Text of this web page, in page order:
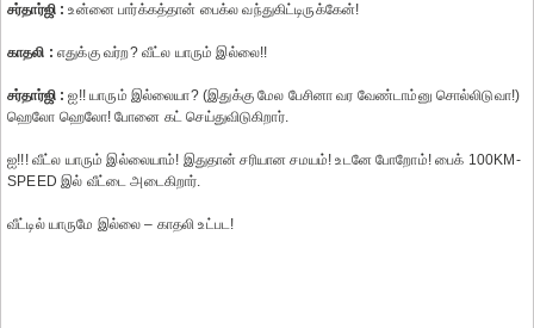
சர்தார்ஜி : உன்னை பார்க்கத்தான் பைக்ல வந்துகிட்டிருக்கேன்!
காதலி : எதுக்கு வர்ற? வீட்ல யாரும் இல்லை!!
சர்தார்ஜி : ஐ!! யாரும் இல்லையா? (இதுக்கு மேல பேசினா வர வேண்டாம்னு சொல்லிடுவா!)
ஹெலோ ஹெலோ! போனை கட் செய்துவிடுகிறார்.
ஐ!!! வீட்ல யாரும் இல்லையாம்! இதுதான் சரியான சமயம்! உடனே போறோம்! பைக் 100KM-
SPEED இல் வீட்டை அடைகிறார்.
வீட்டில் யாருமே இல்லை – காதலி உட்பட!